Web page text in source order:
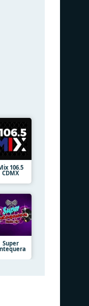
106.5
CDMX
Super